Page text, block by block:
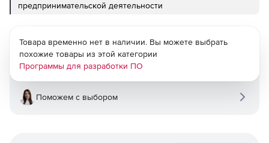
предпринимательской деятельности
Товара временно нет в наличии. Вы можете выбрать
похожие товары из этой категории
Программы для разработки ПО
Поможем с выбором